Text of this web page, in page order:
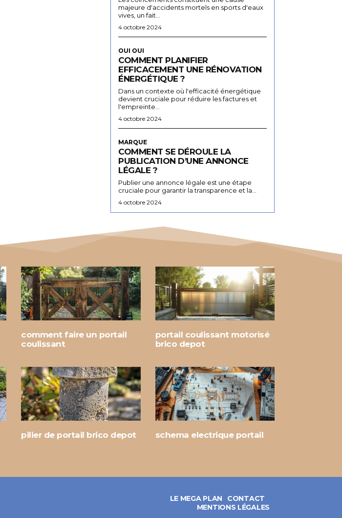
majeure d'accidents mortels en sports d'eaux
vives, un fait...
4 octobre 2024
OUI OUI
COMMENT PLANIFIER
EFFICACEMENT UNE RÉNOVATION
ÉNERGÉTIQUE ?
Dans un contexte où l'efficacité énergétique
devient cruciale pour réduire les factures et
l'empreinte...
4 octobre 2024
MARQUE
COMMENT SE DÉROULE LA
PUBLICATION D’UNE ANNONCE
LÉGALE ?
Publier une annonce légale est une étape
cruciale pour garantir la transparence et la...
4 octobre 2024
comment faire un portail
coulissant
portail coulissant motorisé
brico depot
pilier de portail brico depot schema electrique portail
LE MEGA PLAN
CONTACT
MENTIONS LÉGALES